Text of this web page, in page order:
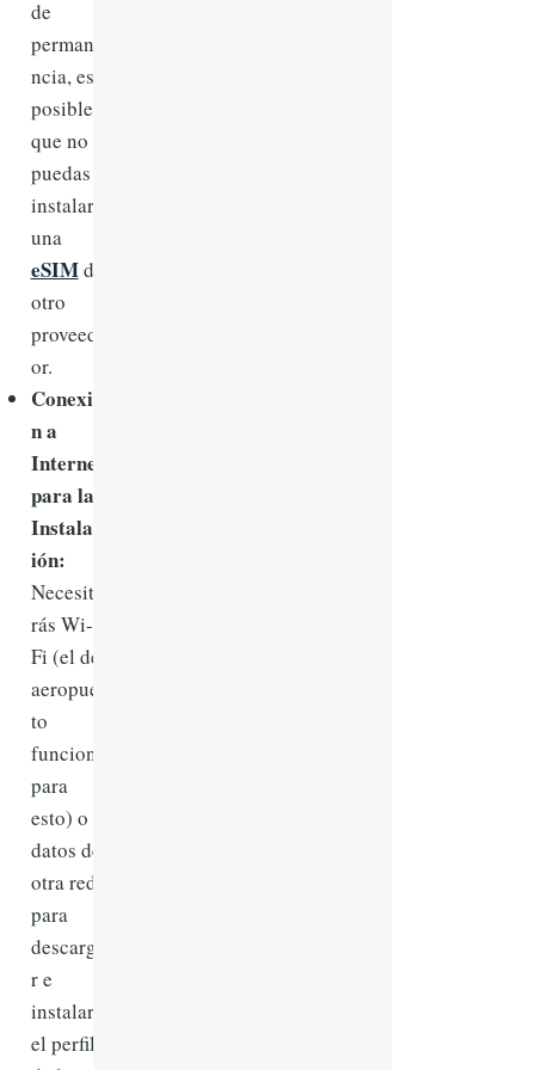
de
permane
ncia, es
posible
que no
puedas
instalar
una
eSIMde
otro
proveed
or.
Conexió
n a
Internet
para la
Instalac
ión:
Necesita
rás Wi-
Fi (el del
aeropuer
to
funciona
para
esto) o
datos de
otra red
para
descarga
r e
instalar
el perfil